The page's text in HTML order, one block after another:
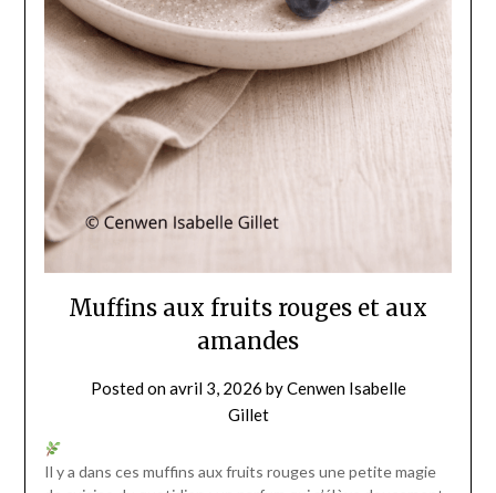
Muffins aux fruits rouges et aux
amandes
Posted onavril 3, 2026 byCenwen Isabelle
Gillet
Il y a dans ces muffins aux fruits rouges une petite magie